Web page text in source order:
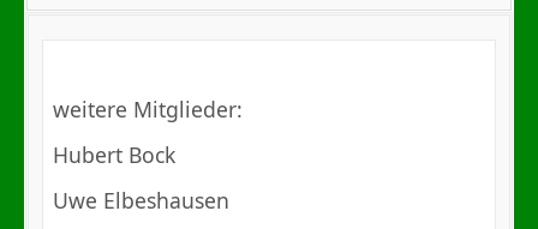
weitere Mitglieder:
Hubert Bock
Uwe Elbeshausen